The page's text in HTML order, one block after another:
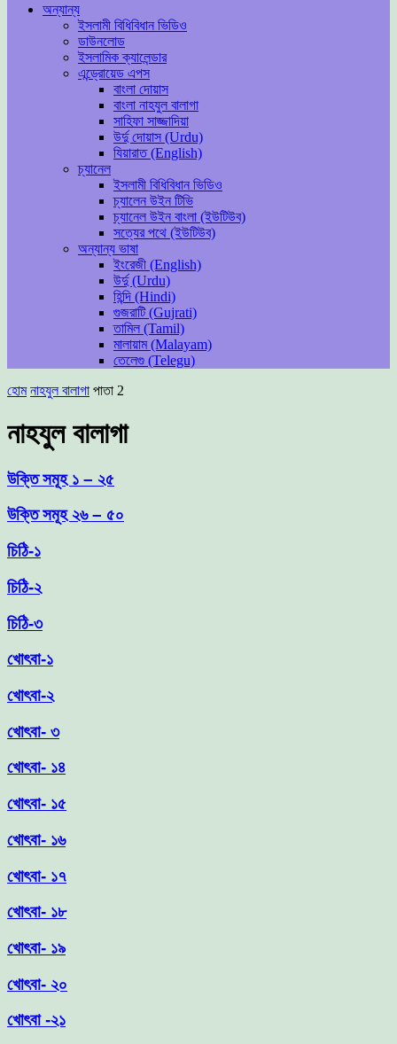
অন্যান্য
ইসলামী বিধিবিধান ভিডিও
ডাউনলোড
ইসলামিক ক্যালেন্ডার
এন্ড্রোয়েড এপস
বাংলা দোয়াস
বাংলা নাহযুল বালাগা
সাহিফা সাজ্জাদিয়া
উর্দু দোয়াস (Urdu)
যিয়ারাত (English)
চ্যানেল
ইসলামী বিধিবিধান ভিডিও
চ্যালেন উইন টিভি
চ্যানেল উইন বাংলা (ইউটিউব)
সত্যের পথে (ইউটিউব)
অন্যান্য ভাষা
ইংরেজী (English)
উর্দু (Urdu)
হিন্দি (Hindi)
গুজরাটি (Gujrati)
তামিল (Tamil)
মালায়াম (Malayam)
তেলেগু (Telegu)
হোম নাহযুল বালাগা পাতা 2
নাহযুল বালাগা
উক্তি সমূহ ১ – ২৫
উক্তি সমূহ ২৬ – ৫০
চিঠি-১
চিঠি-২
চিঠি-৩
খোৎবা-১
খোৎবা-২
খোৎবা- ৩
খোৎবা- ১৪
খোৎবা- ১৫
খোৎবা- ১৬
খোৎবা- ১৭
খোৎবা- ১৮
খোৎবা- ১৯
খোৎবা- ২০
খোৎবা -২১